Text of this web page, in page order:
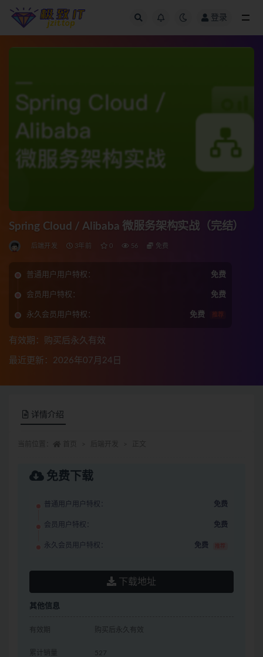
登录
Spring Cloud / Alibaba 微服务架构实战（完结）
后端开发 3年前 0 56 免费
普通用户用户特权： 免费
会员用户特权： 免费
永久会员用户特权： 免费 推荐
有效期：购买后永久有效
最近更新：2026年07月24日
详情介绍
免费下载
普通用户用户特权： 免费
会员用户特权： 免费
永久会员用户特权： 免费 推荐
下载地址
其他信息
有效期 购买后永久有效
累计销量 527